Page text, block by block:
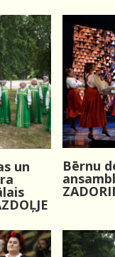
un Bērnu